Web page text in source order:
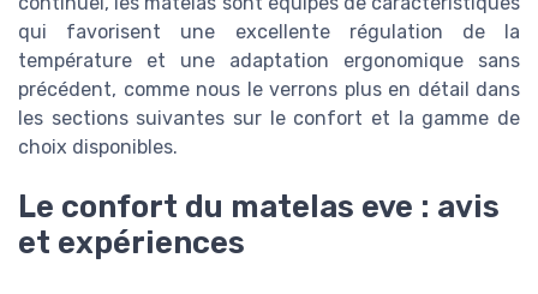
qui favorisent une excellente régulation de la
température et une adaptation ergonomique sans
précédent, comme nous le verrons plus en détail dans
les sections suivantes sur le confort et la gamme de
choix disponibles.
Le confort du matelas eve : avis
et expériences